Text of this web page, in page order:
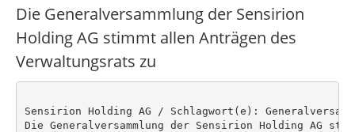
Die Generalversammlung der Sensirion
Holding AG stimmt allen Anträgen des
Verwaltungsrats zu
Sensirion Holding AG / Schlagwort(e):
Die Generalversammlung der Sensirion Holding AG